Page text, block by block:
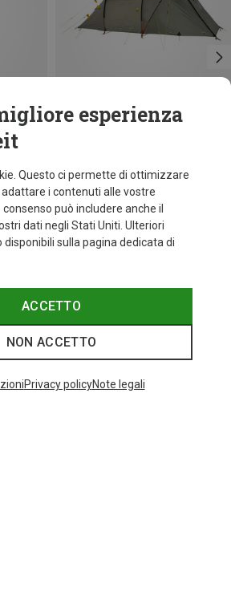
Wechsel
Tenda Voyager Travelline
581,95 €
esperienza
Questo ci permette di ottimizzare
i contenuti alle vostre
può includere anche il
dati negli Stati Uniti. Ulteriori
sulla pagina dedicata di
ACCETTO
NON ACCETTO
Privacy policyNote legali